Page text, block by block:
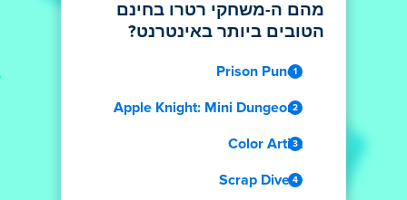
מהם ה-משחקי רטרו בחינם
הטובים ביותר באינטרנט?
Prison Punch
Apple Knight: Mini Dungeons
Color Artist
Scrap Divers